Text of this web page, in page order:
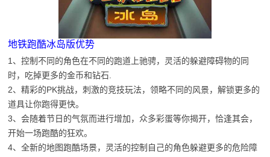
地铁跑酷冰岛版优势
1、控制不同的角色在不同的跑道上驰骋，灵活的躲避障碍物的同
时，吃掉更多的金币和钻石.
2、精彩的PK挑战，刺激的竞技玩法，领略不同的风景，解锁更多的
道具让你跑得更快。
3、会随着节日的气氛而进行增加，众多彩蛋等你揭开，恰逢其会，
开始一场跑酷的狂欢。
4、全新的地图跑酷场景，灵活的控制自己的角色躲避更多的危险障